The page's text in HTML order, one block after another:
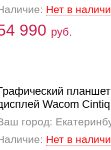
Нет в
990 руб.
Wacom Cintiq
город:
Нет в